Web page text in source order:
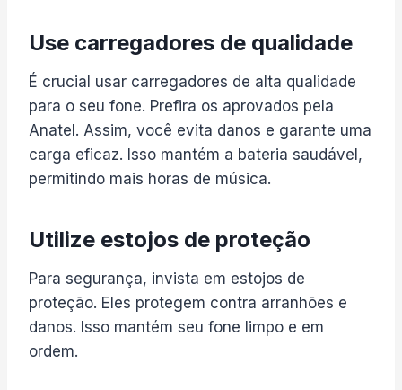
Use carregadores de qualidade
É crucial usar carregadores de alta qualidade
para o seu fone. Prefira os aprovados pela
Anatel. Assim, você evita danos e garante uma
carga eficaz. Isso mantém a bateria saudável,
permitindo mais horas de música.
Utilize estojos de proteção
Para segurança, invista em estojos de
proteção. Eles protegem contra arranhões e
danos. Isso mantém seu fone limpo e em
ordem.